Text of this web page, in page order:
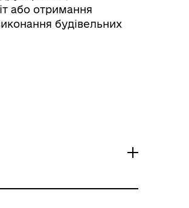
або отримання
будівельних